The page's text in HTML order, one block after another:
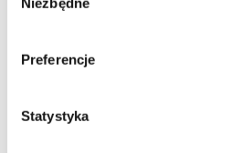
zgody
Preferencje
Statystyka
Toy Story 5
Zabawki powracają w filmie Disneya i
przychodzi im zmierzyć się z